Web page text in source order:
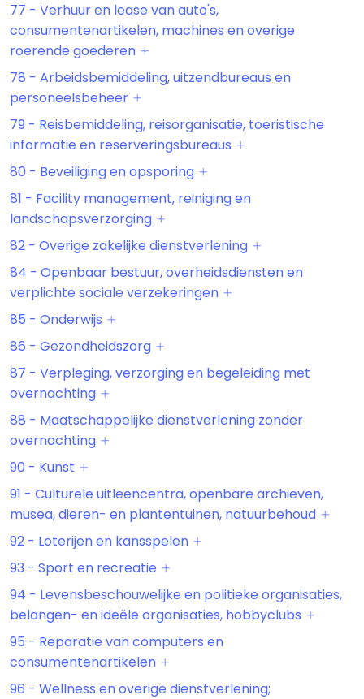
77 - Verhuur en lease van auto's,
consumentenartikelen, machines en overige
roerende goederen
78 - Arbeidsbemiddeling, uitzendbureaus en
personeelsbeheer
79 - Reisbemiddeling, reisorganisatie, toeristische
informatie en reserveringsbureaus
80 - Beveiliging en opsporing
81 - Facility management, reiniging en
landschapsverzorging
82 - Overige zakelijke dienstverlening
84 - Openbaar bestuur, overheidsdiensten en
verplichte sociale verzekeringen
85 - Onderwijs
86 - Gezondheidszorg
87 - Verpleging, verzorging en begeleiding met
overnachting
88 - Maatschappelijke dienstverlening zonder
overnachting
90 - Kunst
91 - Culturele uitleencentra, openbare archieven,
musea, dieren- en plantentuinen, natuurbehoud
92 - Loterijen en kansspelen
93 - Sport en recreatie
94 - Levensbeschouwelijke en politieke organisaties,
belangen- en ideële organisaties, hobbyclubs
95 - Reparatie van computers en
consumentenartikelen
96 - Wellness en overige dienstverlening;